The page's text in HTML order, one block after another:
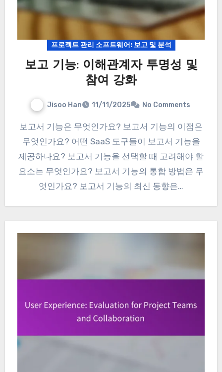
프로젝트 관리 소프트웨어: 보고 및 분석
보고 기능: 이해관계자 투명성 및
참여 강화
Jisoo Han 11/11/2025 No Comments
보고서 기능은 무엇인가요? 보고서 기능의 이점은
무엇인가요? 어떤 SaaS 도구들이 보고서 기능을
제공하나요? 보고서 기능을 선택할 때 고려해야 할
요소는 무엇인가요? 보고서 기능의 통합 방법은 무
엇인가요? 보고서 기능의 최신 동향은…